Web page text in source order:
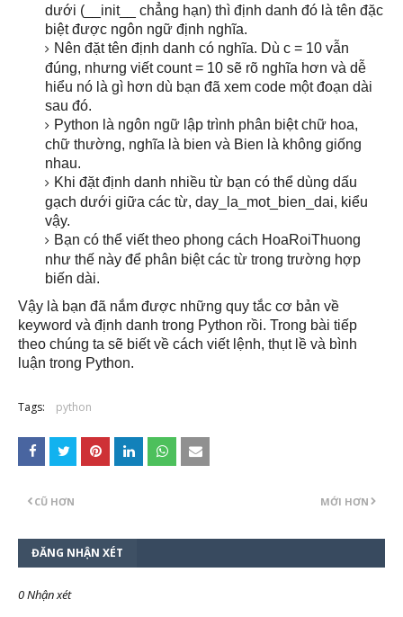
dưới (__init__ chẳng hạn) thì định danh đó là tên đặc
biệt được ngôn ngữ định nghĩa.
Nên đặt tên định danh có nghĩa. Dù c = 10 vẫn
đúng, nhưng viết count = 10 sẽ rõ nghĩa hơn và dễ
hiểu nó là gì hơn dù bạn đã xem code một đoạn dài
sau đó.
Python là ngôn ngữ lập trình phân biệt chữ hoa,
chữ thường, nghĩa là bien và Bien là không giống
nhau.
Khi đặt định danh nhiều từ bạn có thể dùng dấu
gạch dưới giữa các từ, day_la_mot_bien_dai, kiểu
vậy.
Bạn có thể viết theo phong cách HoaRoiThuong
như thế này để phân biệt các từ trong trường hợp
biến dài.
Vậy là bạn đã nắm được những quy tắc cơ bản về
keyword và định danh trong Python rồi. Trong bài tiếp
theo chúng ta sẽ biết về cách viết lệnh, thụt lề và bình
luận trong Python.
Tags: python
MỚI HƠN
CŨ HƠN
ĐĂNG NHẬN XÉT
0 Nhận xét